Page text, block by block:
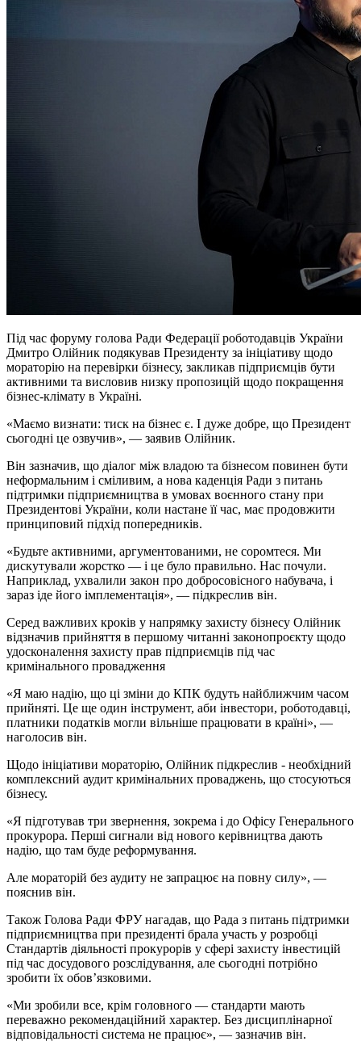
Під час форуму голова Ради Федерації роботодавців України
Дмитро Олійник подякував Президенту за ініціативу щодо
мораторію на перевірки бізнесу, закликав підприємців бути
активними та висловив низку пропозицій щодо покращення
бізнес-клімату в Україні.
«Маємо визнати: тиск на бізнес є. І дуже добре, що Президент
сьогодні це озвучив», — заявив Олійник.
Він зазначив, що діалог між владою та бізнесом повинен бути
неформальним і сміливим, а нова каденція Ради з питань
підтримки підприємництва в умовах воєнного стану при
Президентові України, коли настане її час, має продовжити
принциповий підхід попередників.
«Будьте активними, аргументованими, не соромтеся. Ми
дискутували жорстко — і це було правильно. Нас почули.
Наприклад, ухвалили закон про добросовісного набувача, і
зараз іде його імплементація», — підкреслив він.
Серед важливих кроків у напрямку захисту бізнесу Олійник
відзначив прийняття в першому читанні законопроєкту щодо
удосконалення захисту прав підприємців під час
кримінального провадження
«Я маю надію, що ці зміни до КПК будуть найближчим часом
прийняті. Це ще один інструмент, аби інвестори, роботодавці,
платники податків могли вільніше працювати в країні», —
наголосив він.
Щодо ініціативи мораторію, Олійник підкреслив - необхідний
комплексний аудит кримінальних проваджень, що стосуються
бізнесу.
«Я підготував три звернення, зокрема і до Офісу Генерального
прокурора. Перші сигнали від нового керівництва дають
надію, що там буде реформування.
Але мораторій без аудиту не запрацює на повну силу», —
пояснив він.
Також Голова Ради ФРУ нагадав, що Рада з питань підтримки
підприємництва при президенті брала участь у розробці
Стандартів діяльності прокурорів у сфері захисту інвестицій
під час досудового розслідування, але сьогодні потрібно
зробити їх обов’язковими.
«Ми зробили все, крім головного — стандарти мають
переважно рекомендаційний характер. Без дисциплінарної
відповідальності система не працює», — зазначив він.